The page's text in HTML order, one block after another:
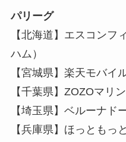
パリーグ
【北海道】エスコンフ
ハム）
【宮城県】楽天モバイ
【千葉県】ZOZOマリ
【埼玉県】ベルーナド
【兵庫県】ほっともっ